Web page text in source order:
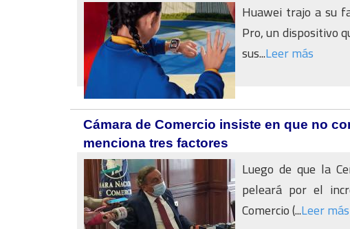
Huawei trajo a su
Pro, un dispositivo
sus...Leer más
Cámara de Comercio insiste en que no
menciona tres factores
Luego de que la
peleará por el
Comercio (...Leer más